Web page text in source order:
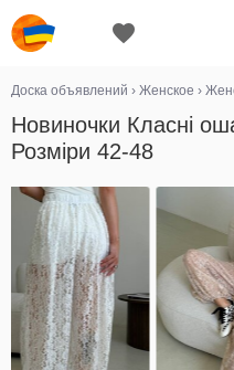
Доска объявлений › Женское ›
Новиночки Класні
Розміри 42-48